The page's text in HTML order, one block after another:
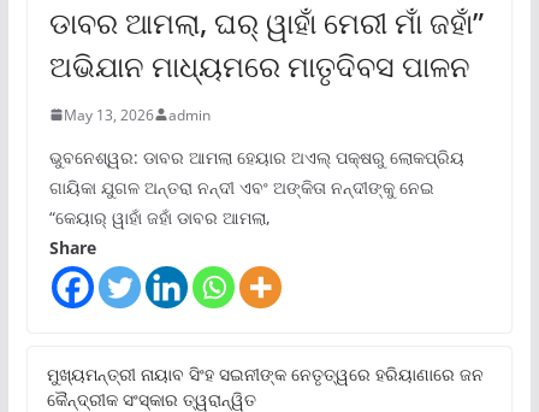
ଡାବର ଆମଲା, ଘର୍ ୱାହାଁ ମେରୀ ମାଁ ଜହାଁ”
ଅଭିଯାନ ମାଧ୍ୟମରେ ମାତୃଦିବସ ପାଳନ
May 13, 2026 admin
ଭୁବନେଶ୍ୱର: ଡାବର ଆମଲା ହେୟାର ଅଏଲ୍ ପକ୍ଷରୁ ଲୋକପ୍ରିୟ
ଗାୟିକା ଯୁଗଳ ଅନ୍ତରା ନନ୍ଦୀ ଏବଂ ଅଙ୍କିତା ନନ୍ଦୀଙ୍କୁ ନେଇ
“କେୟାର୍ ୱାହାଁ ଜହାଁ ଡାବର ଆମଲା,
Share
ମୁଖ୍ୟମନ୍ତ୍ରୀ ନାୟାବ ସିଂହ ସଇନୀଙ୍କ ନେତୃତ୍ୱରେ ହରିୟାଣାରେ ଜନ
କୈନ୍ଦ୍ରୀକ ସଂସ୍କାର ତ୍ୱରାନ୍ୱିତ